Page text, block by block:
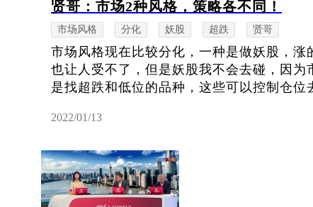
贤哥：市场2种风格，策略各不同！
市场风格 分化 妖股 超跌 贤哥
市场风格现在比较分化，一种是做妖股，涨
也让人受不了，但是妖股我不会去碰，因为
是找超跌和低位的品种，这些可以控制仓
2022/01/13